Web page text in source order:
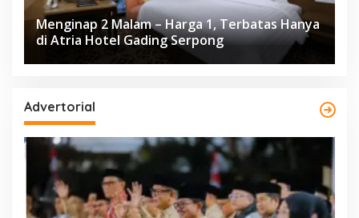
Menginap 2 Malam – Harga 1, Terbatas Hanya
di Atria Hotel Gading Serpong
Advertorial